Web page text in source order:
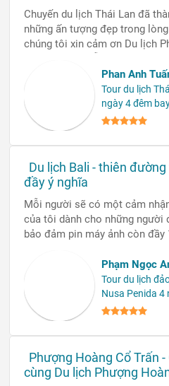
Chuyến du lịch Thái Lan đã
những ấn tượng đẹp trong
chúng tôi xin cảm ơn Du lịch
hành cùng chúng tôi trong
Phan Anh
Tour du lịch
ngày 4 đêm
Du lịch Bali - thiên
đầy ý nghĩa
Mỗi người sẽ có một cảm
của tôi dành cho những người
bảo đảm pin máy ảnh còn đầy
rất nhiều ảnh khi đến đền
Phạm Ngọc
Tour du lịch
Nusa Penida 4
Phượng Hoàng Cổ Trấn
cùng Du lịch Phượng